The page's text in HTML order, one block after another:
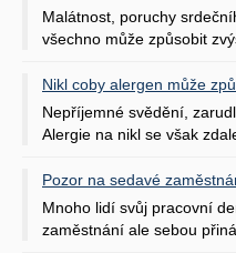
Malátnost, poruchy
všechno může způsobit
Nikl coby alergen může
Nepříjemné svědění,
Alergie na nikl se však
Pozor na sedavé
Mnoho lidí svůj pracovní
zaměstnání ale sebou